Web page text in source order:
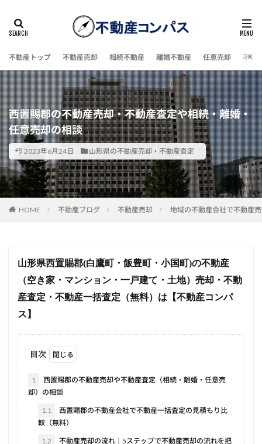
不動産トップ 不動産売却 相続不動産 離婚不動産 任意売却 不動
西置賜郡の不動産売却・不動産査定や相続・離婚・
任意売却の相談
2023年6月24日 山形県の不動産売却・不動産査定
HOME 不動産ブログ 不動産売却 地域の不動産会社で不動産
山形県西置賜郡(白鷹町・飯豊町・小国町)の不動産
（空き家・マンション・一戸建て・土地）売却・不動
産査定・不動産一括査定（無料）は【不動産コンパ
ス】
目次
1
西置賜郡の不動産売却や不動産査定（相続・離婚・任意売
却）の相談
1.1
西置賜郡の不動産会社で不動産一括査定の見積もり比
較（無料）
1.2
不動産売却の流れ｜5ステップで不動産売却の流れを把